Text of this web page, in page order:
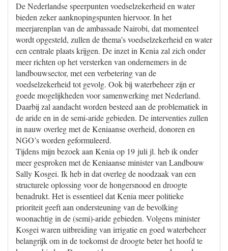
De Nederlandse speerpunten voedselzekerheid en water
bieden zeker aanknopingspunten hiervoor. In het
meerjarenplan van de ambassade Nairobi, dat momenteel
wordt opgesteld, zullen de thema’s voedselzekerheid en water
een centrale plaats krijgen. De inzet in Kenia zal zich onder
meer richten op het versterken van ondernemers in de
landbouwsector, met een verbetering van de
voedselzekerheid tot gevolg. Ook bij waterbeheer zijn er
goede mogelijkheden voor samenwerking met Nederland.
Daarbij zal aandacht worden besteed aan de problematiek in
de aride en in de semi-aride gebieden. De interventies zullen
in nauw overleg met de Keniaanse overheid, donoren en
NGO’s worden geformuleerd.
Tijdens mijn bezoek aan Kenia op 19 juli jl. heb ik onder
meer gesproken met de Keniaanse minister van Landbouw
Sally Kosgei. Ik heb in dat overleg de noodzaak van een
structurele oplossing voor de hongersnood en droogte
benadrukt. Het is essentieel dat Kenia meer politieke
prioriteit geeft aan ondersteuning van de bevolking
woonachtig in de (semi)-aride gebieden. Volgens minister
Kosgei waren uitbreiding van irrigatie en goed waterbeheer
belangrijk om in de toekomst de droogte beter het hoofd te